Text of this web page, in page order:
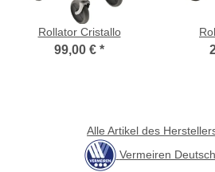
Rollator Cristallo
99,00 € *
Alle Artikel des
Vermeiren